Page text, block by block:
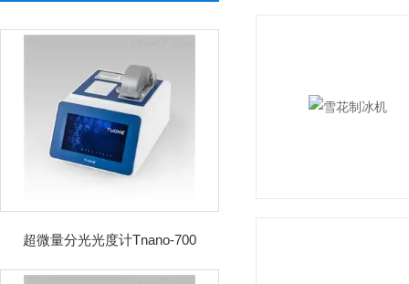
超微量分光光度计Tnano-700